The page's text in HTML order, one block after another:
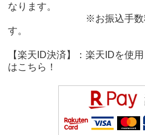
なります。
※お振込手数料はお
す。
【楽天ID決済】：楽天IDを使
はこちら！